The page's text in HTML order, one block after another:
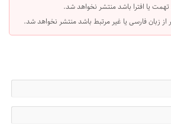
یا افترا باشد منتشر نخواهد شد.
از زبان فارسی یا غیر مرتبط باشد منتشر نخواهد شد.